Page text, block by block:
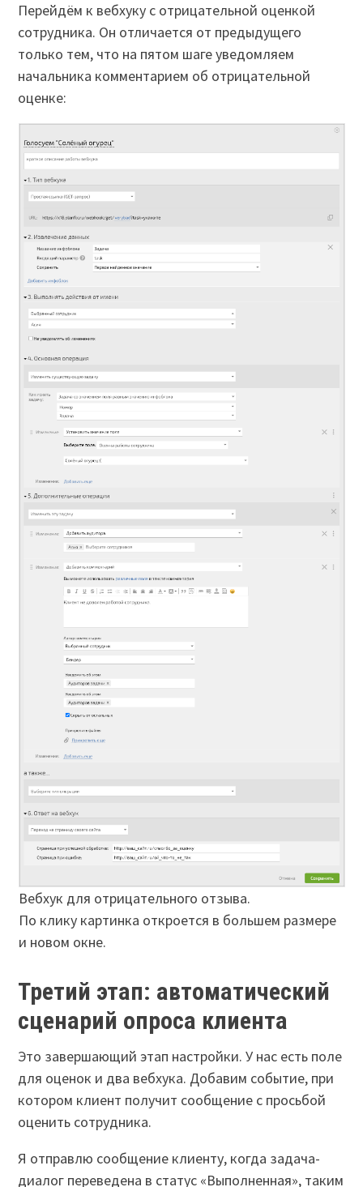
Перейдём к вебхуку с отрицательной оценкой
сотрудника. Он отличается от предыдущего
только тем, что на пятом шаге уведомляем
начальника комментарием об отрицательной
оценке:
Вебхук для отрицательного отзыва.
По клику картинка откроется в большем размере
и новом окне.
Третий этап: автоматический
сценарий опроса клиента
Это завершающий этап настройки. У нас есть поле
для оценок и два вебхука. Добавим событие, при
котором клиент получит сообщение с просьбой
оценить сотрудника.
Я отправлю сообщение клиенту, когда задача-
диалог переведена в статус «Выполненная», таким